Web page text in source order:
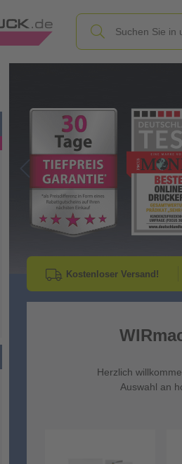
Go to Previous Slide
Kostenloser Versand!
Herzlich
Auswahl an